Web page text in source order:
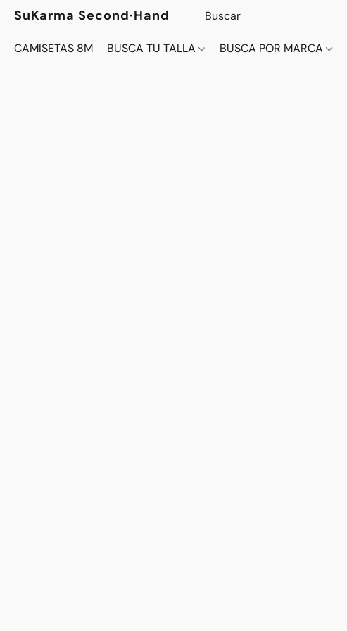
SuKarma Second·Hand
CAMISETAS 8M BUSCA TU TALLA BUSCA POR MARCA